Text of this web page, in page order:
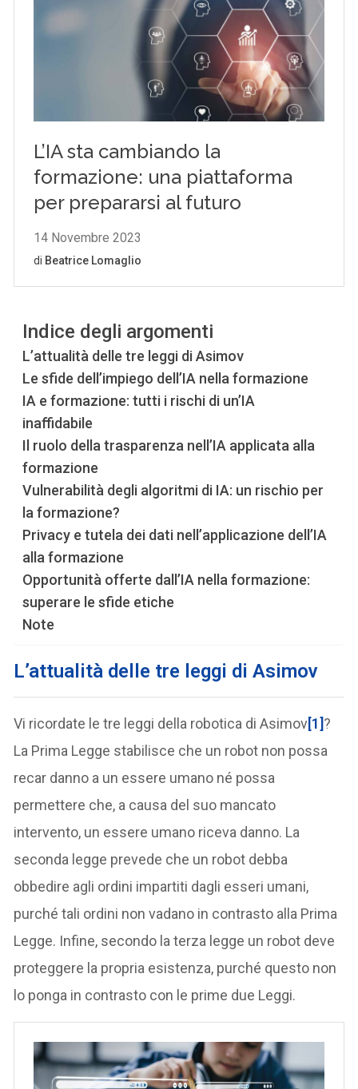
Indice degli argomenti
L’attualità delle tre leggi di Asimov
Le sfide dell’impiego dell’IA nella formazione
IA e formazione: tutti i rischi di un’IA
inaffidabile
Il ruolo della trasparenza nell’IA applicata alla
formazione
Vulnerabilità degli algoritmi di IA: un rischio per
la formazione?
Privacy e tutela dei dati nell’applicazione dell’IA
alla formazione
Opportunità offerte dall’IA nella formazione:
superare le sfide etiche
Note
L’attualità delle tre leggi di Asimov
Vi ricordate le tre leggi della robotica di Asimov[1]?
La Prima Legge stabilisce che un robot non possa
recar danno a un essere umano né possa
permettere che, a causa del suo mancato
intervento, un essere umano riceva danno. La
seconda legge prevede che un robot debba
obbedire agli ordini impartiti dagli esseri umani,
purché tali ordini non vadano in contrasto alla Prima
Legge. Infine, secondo la terza legge un robot deve
proteggere la propria esistenza, purché questo non
lo ponga in contrasto con le prime due Leggi.